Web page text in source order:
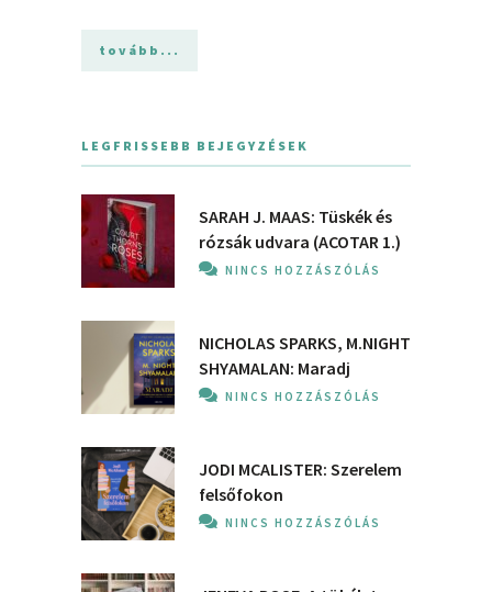
tovább...
LEGFRISSEBB BEJEGYZÉSEK
SARAH J. MAAS: Tüskék és
rózsák udvara (ACOTAR 1.)
NINCS HOZZÁSZÓLÁS
NICHOLAS SPARKS, M.NIGHT
SHYAMALAN: Maradj
NINCS HOZZÁSZÓLÁS
JODI MCALISTER: Szerelem
felsőfokon
NINCS HOZZÁSZÓLÁS